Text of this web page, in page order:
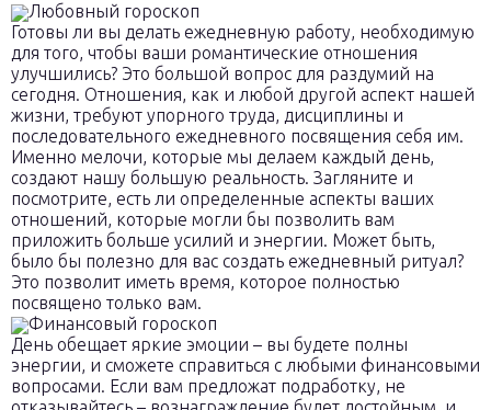
Любовный гороскоп
Готовы ли вы делать ежедневную работу, необходимую
для того, чтобы ваши романтические отношения
улучшились? Это большой вопрос для раздумий на
сегодня. Отношения, как и любой другой аспект нашей
жизни, требуют упорного труда, дисциплины и
последовательного ежедневного посвящения себя им.
Именно мелочи, которые мы делаем каждый день,
создают нашу большую реальность. Загляните и
посмотрите, есть ли определенные аспекты ваших
отношений, которые могли бы позволить вам
приложить больше усилий и энергии. Может быть,
было бы полезно для вас создать ежедневный ритуал?
Это позволит иметь время, которое полностью
посвящено только вам.
Финансовый гороскоп
День обещает яркие эмоции – вы будете полны
энергии, и сможете справиться с любыми финансовыми
вопросами. Если вам предложат подработку, не